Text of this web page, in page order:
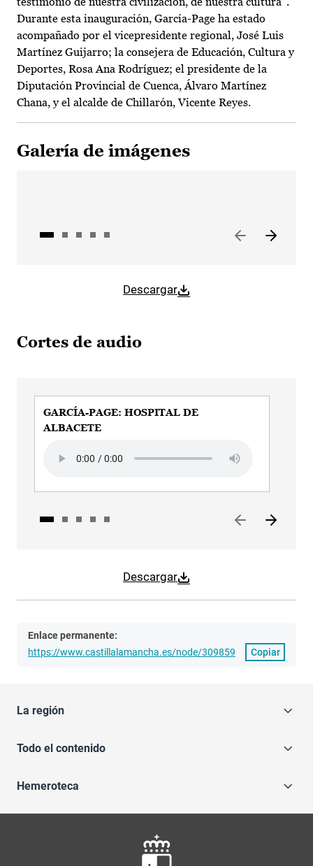
Durante esta inauguración, García-Page ha estado
acompañado por el vicepresidente regional, José Luis
Martínez Guijarro; la consejera de Educación, Cultura y
Deportes, Rosa Ana Rodríguez; el presidente de la
Diputación Provincial de Cuenca, Álvaro Martínez
Chana, y el alcalde de Chillarón, Vicente Reyes.
Galería de imágenes
Descargar
Cortes de audio
Descargar
GARCÍA-PAGE: HOSPITAL DE
ALBACETE
Enlace permanente:
https://www.castillalamancha.es/node/309859
Copiar
La región
Todo el contenido
Hemeroteca